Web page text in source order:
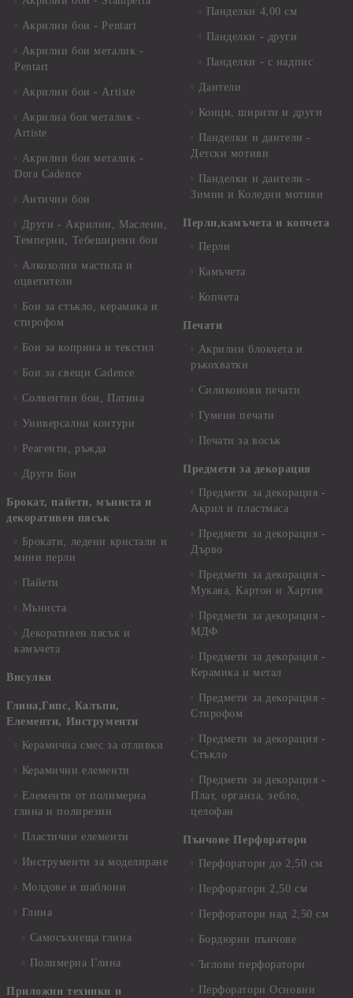
Акрилни бои - Pentart
Акрилни бои металик -
Pentart
Акрилни бои - Artiste
Акрилна боя металик -
Artiste
Акрилни бои металик -
Dora Cadence
Антични бои
Други - Акрилни, Маслени,
Темперни, Тебеширени бои
Алкохолни мастила и
оцветители
Бои за стъкло, керамика и
стирофом
Бои за коприна и текстил
Бои за свещи Cadence
Солвентни бои, Патина
Универсални контури
Реагенти, ръжда
Други Бои
Брокат, пайети, мъниста и
декоративен пясък
Брокати, ледени кристали и
мини перли
Пайети
Мъниста
Декоративен пясък и
камъчета
Висулки
Глина,Гипс, Калъпи,
Елементи, Инструменти
Керамична смес за отливки
Керамични елементи
Елементи от полимерна
глина и полирезин
Пластични елементи
Инструменти за моделиране
Молдове и шаблони
Глина
Самосъхнеща глина
Полимерна Глина
Приложни техники и
Панделки 4,00 см
Панделки - други
Панделки - с надпис
Дантели
Конци, ширити и други
Панделки и дантели -
Детски мотиви
Панделки и дантели -
Зимни и Коледни мотиви
Перли,камъчета и копчета
Перли
Камъчета
Копчета
Печати
Акрилни блокчета и
ръкохватки
Силиконови печати
Гумени печати
Печати за восък
Предмети за декорация
Предмети за декорация -
Акрил и пластмаса
Предмети за декорация -
Дърво
Предмети за декорация -
Мукава, Картон и Хартия
Предмети за декорация -
МДФ
Предмети за декорация -
Керамика и метал
Предмети за декорация -
Стирофом
Предмети за декорация -
Стъкло
Предмети за декорация -
Плат, органза, зебло,
целофан
Пънчове Перфоратори
Перфоратори до 2,50 см
Перфоратори 2,50 см
Перфоратори над 2,50 см
Бордюрни пънчове
Ъглови перфоратори
Перфоратори Основни